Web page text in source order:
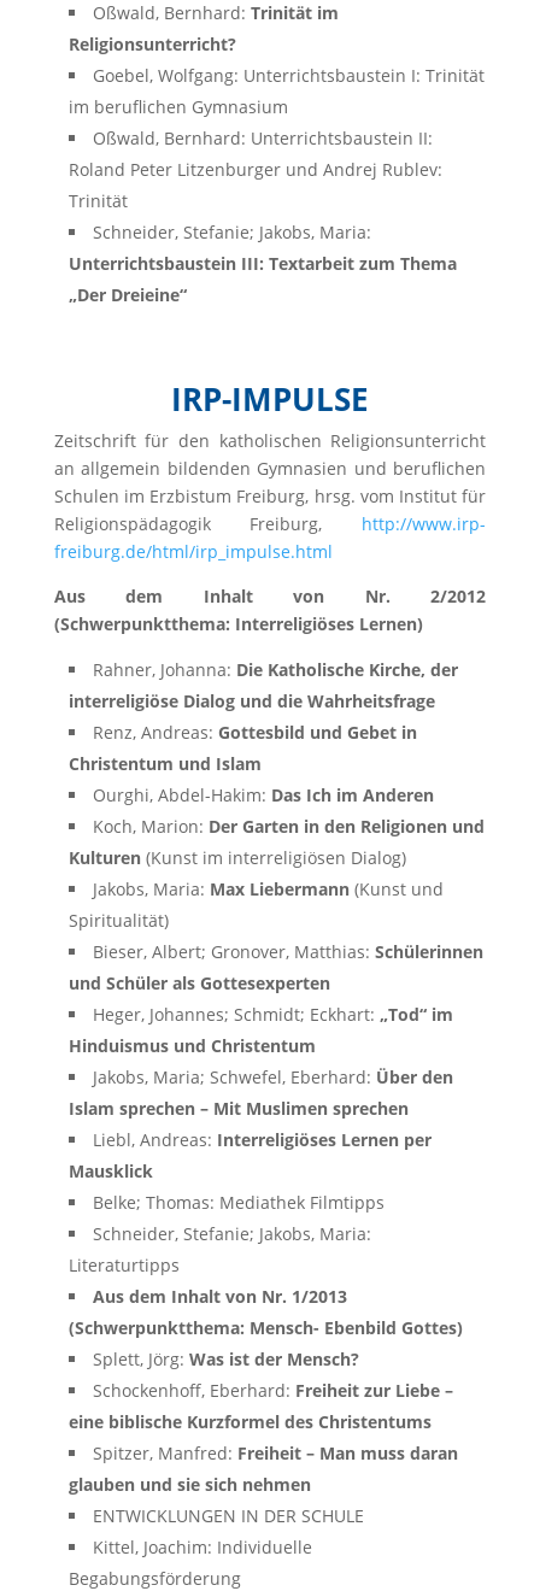
Oßwald, Bernhard: Trinität im
Religionsunterricht?
Goebel, Wolfgang: Unterrichtsbaustein I: Trinität
im beruflichen Gymnasium
Oßwald, Bernhard: Unterrichtsbaustein II:
Roland Peter Litzenburger und Andrej Rublev:
Trinität
Schneider, Stefanie; Jakobs, Maria:
Unterrichtsbaustein III: Textarbeit zum Thema
„Der Dreieine“
IRP-IMPULSE
Zeitschrift für den katholischen Religionsunterricht
an allgemein bildenden Gymnasien und beruflichen
Schulen im Erzbistum Freiburg, hrsg. vom Institut für
Religionspädagogik Freiburg, http://www.irp-
freiburg.de/html/irp_impulse.html
Aus dem Inhalt von Nr. 2/2012
(Schwerpunktthema: Interreligiöses Lernen)
Rahner, Johanna: Die Katholische Kirche, der
interreligiöse Dialog und die Wahrheitsfrage
Renz, Andreas: Gottesbild und Gebet in
Christentum und Islam
Ourghi, Abdel-Hakim: Das Ich im Anderen
Koch, Marion: Der Garten in den Religionen und
Kulturen(Kunst im interreligiösen Dialog)
Jakobs, Maria: Max Liebermann(Kunst und
Spiritualität)
Bieser, Albert; Gronover, Matthias: Schülerinnen
und Schüler als Gottesexperten
Heger, Johannes; Schmidt; Eckhart: „Tod“ im
Hinduismus und Christentum
Jakobs, Maria; Schwefel, Eberhard: Über den
Islam sprechen – Mit Muslimen sprechen
Liebl, Andreas: Interreligiöses Lernen per
Mausklick
Belke; Thomas: Mediathek Filmtipps
Schneider, Stefanie; Jakobs, Maria:
Literaturtipps
Aus dem Inhalt von Nr. 1/2013
(Schwerpunktthema: Mensch- Ebenbild Gottes)
Splett, Jörg: Was ist der Mensch?
Schockenhoff, Eberhard: Freiheit zur Liebe –
eine biblische Kurzformel des Christentums
Spitzer, Manfred: Freiheit – Man muss daran
glauben und sie sich nehmen
ENTWICKLUNGEN IN DER SCHULE
Kittel, Joachim: Individuelle
Begabungsförderung